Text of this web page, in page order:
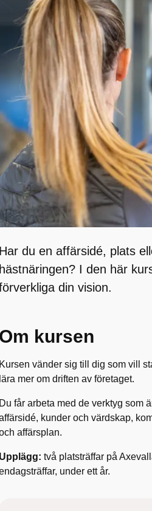
Har du en affärsidé, plats
hästnäringen? I den här
din vision.
Om kursen
Kursen vänder sig till dig som vill
lära mer om driften av företaget.
Du får arbeta med de verktyg som
kunder och värdskap,
affärsplan.
Upplägg: två platsträffar på
under ett år.